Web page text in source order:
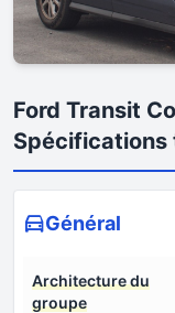
Ford Transit
Spécifications
Général
Architecture du
groupe